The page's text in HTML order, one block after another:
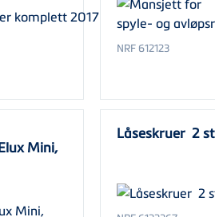
NRF 612123
Mini,
Låseskruer 2